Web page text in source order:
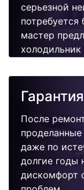
серьезной
мастер
холодильник
После
даже по
долгие годы
дискомфорт